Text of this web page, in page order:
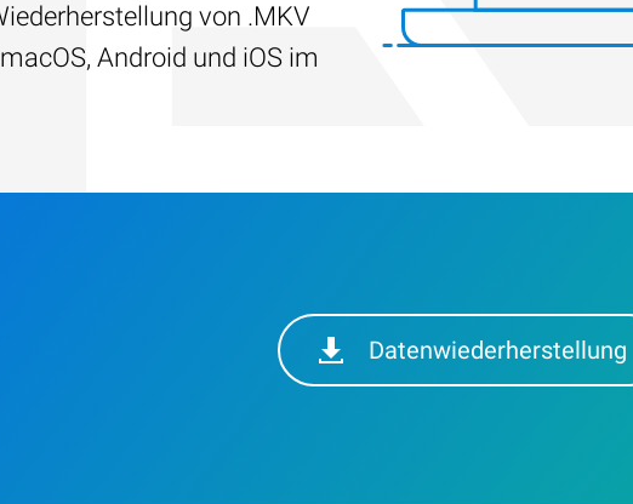
von .MKV
Android und iOS im
Datenwiederherstellung